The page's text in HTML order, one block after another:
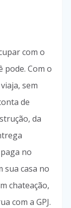
com o
pode. Com o
sem
de
da
no
sua casa no
chateação,
com a GPJ.